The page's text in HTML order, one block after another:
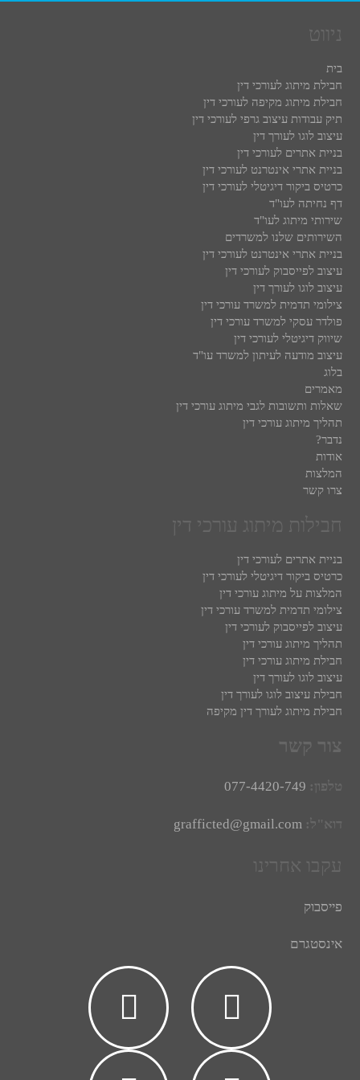
ניווט
בית
חבילת מיתוג לעורכי דין
חבילת מיתוג מקיפה לעורכי דין
תיק עבודות עיצוב גרפי לעורכי דין
עיצוב לוגו לעורך דין
בניית אתרים לעורכי דין
בניית אתרי אינטרנט לעורכי דין
כרטיס ביקור דיגיטלי לעורכי דין
דף נחיתה לעו"ד
שירותי מיתוג לעו"ד
השירותים שלנו למשרדים
בניית אתרי אינטרנט לעורכי דין
עיצוב לפייסבוק לעורכי דין
עיצוב לוגו לעורך דין
צילומי תדמית למשרד עורכי דין
פולדר עסקי למשרד עורכי דין
שיווק דיגיטלי לעורכי דין
עיצוב מודעה לעיתון למשרד עו"ד
בלוג
מאמרים
שאלות ותשובות לגבי מיתוג עורכי דין
תהליך מיתוג עורכי דין
נדבר?
אודות
המלצות
צרו קשר
חבילות מיתוג עורכי דין
בניית אתרים לעורכי דין
כרטיס ביקור דיגיטלי לעורכי דין
המלצות על מיתוג עורכי דין
צילומי תדמית למשרד עורכי דין
עיצוב לפייסבוק לעורכי דין
תהליך מיתוג עורכי דין
חבילת מיתוג עורכי דין
עיצוב לוגו לעורך דין
חבילת עיצוב לוגו לעורך דין
חבילת מיתוג לעורך דין מקיפה
צור קשר
טלפון: 077-4420-749
דוא"ל: grafficted@gmail.com
עקבו אחרינו
פייסבוק
אינסטגרם